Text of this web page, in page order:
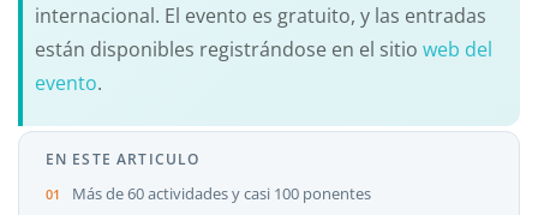
internacional. El evento es gratuito, y las entradas
están disponibles registrándose en el sitio web del
evento.
EN ESTE ARTICULO
Más de 60 actividades y casi 100 ponentes